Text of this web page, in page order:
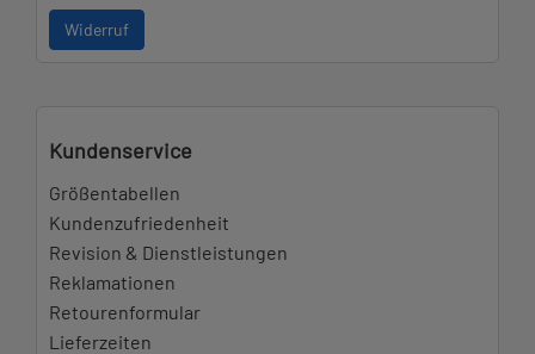
Widerruf
Kundenservice
Größentabellen
Kundenzufriedenheit
Revision & Dienstleistungen
Reklamationen
Retourenformular
Lieferzeiten